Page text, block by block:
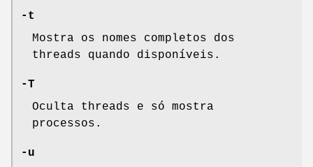
-t
Mostra os nomes completos dos
threads quando disponíveis.
-T
Oculta threads e só mostra
processos.
-u